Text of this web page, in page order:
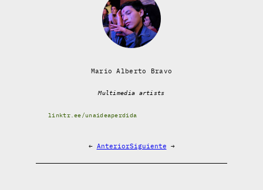
Mario Alberto Bravo
Multimedia artists
linktr.ee/unaideaperdida
← AnteriorSiguiente →